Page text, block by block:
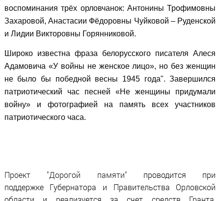
воспоминания трёх орловчанок: Антонины Трофимовны
Захаровой, Анастасии Фёдоровны Чуйковой – Руденской
и Лидии Викторовны Горянниковой.
Широко известна фраза белорусского писателя Алеся
Адамовича «У войны не женское лицо», но без женщин
не было бы победной весны 1945 года". Завершился
патриотический час песней «Не женщины придумали
войну» и фотографией на память всех участников
патриотического часа.
Проект "Дорогой памяти" проводится при
поддержке Губернатора и Правительства Орловской